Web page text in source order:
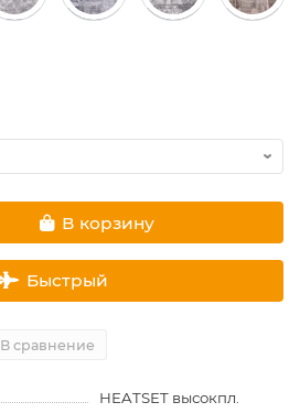
В корзину
Быстрый
В сравнение
HEATSET высокпл.